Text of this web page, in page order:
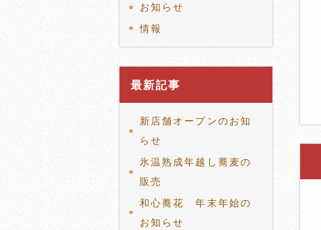
お知らせ
情報
最新記事
新店舗オープンのお知
らせ
氷温熟成年越し蕎麦の
販売
和心蕎花 年末年始の
お知らせ